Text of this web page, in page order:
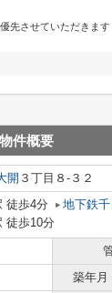
先させていただきます
件概要
開 ３丁目８-３２
徒歩4分 地下鉄
徒歩10分
築年月